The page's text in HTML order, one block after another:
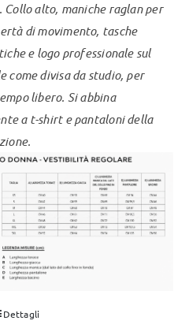
alto, maniche raglan per
di movimento, tasche
e logo professionale sul
come divisa da studio, per
libero. Si abbina
a t-shirt e pantaloni della
Dettagli